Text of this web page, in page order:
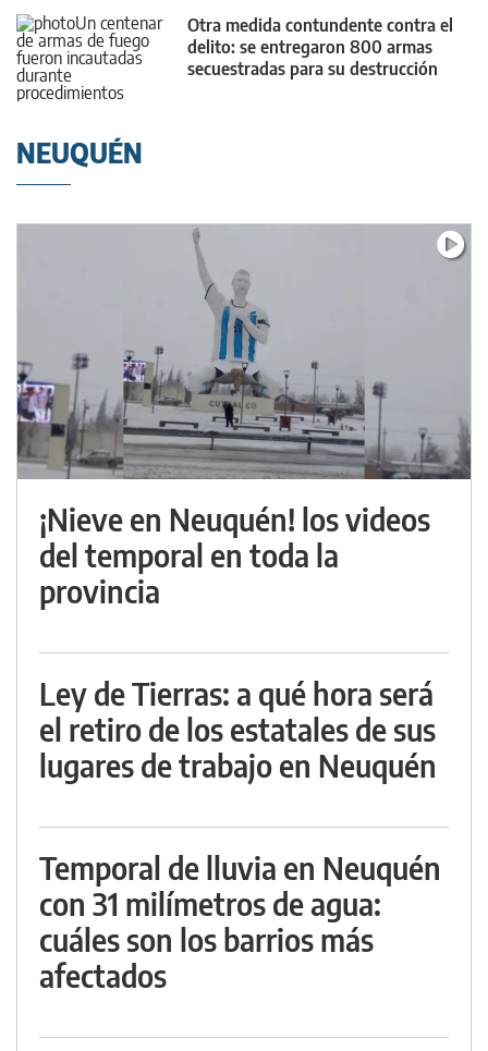
Otra medida contundente contra el
delito: se entregaron 800 armas
secuestradas para su destrucción
NEUQUÉN
¡Nieve en Neuquén! los videos
del temporal en toda la
provincia
Ley de Tierras: a qué hora será
el retiro de los estatales de sus
lugares de trabajo en Neuquén
Temporal de lluvia en Neuquén
con 31 milímetros de agua:
cuáles son los barrios más
afectados